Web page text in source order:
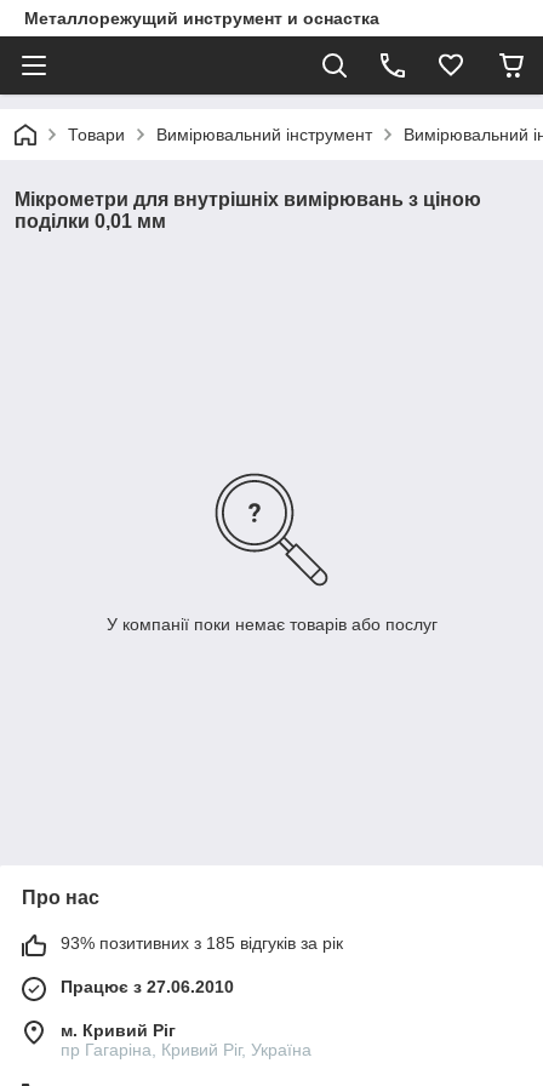
Металлорежущий инструмент и оснастка
Товари Вимірювальний інструмент Вимірювальний
Мікрометри для внутрішніх вимірювань з ціною
поділки 0,01 мм
У компанії поки немає товарів або послуг
Про нас
93% позитивних з 185 відгуків за рік
Працює з 27.06.2010
м. Кривий Ріг
пр Гагаріна, Кривий Ріг, Україна